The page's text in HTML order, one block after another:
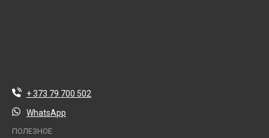
+ 373 79 700 502
WhatsApp
ПОЛЕЗНОЕ